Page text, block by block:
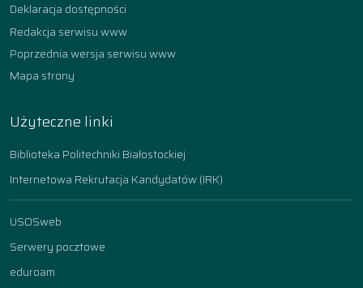
Deklaracja dostępności
Redakcja serwisu www
Poprzednia wersja serwisu www
Mapa strony
Użyteczne linki
Biblioteka Politechniki Białostockiej
Internetowa Rekrutacja Kandydatów (IRK)
USOSweb
Serwery pocztowe
eduroam